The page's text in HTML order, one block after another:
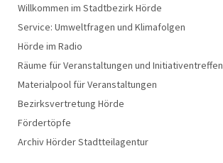
Willkommen im Stadtbezirk Hörde
Service: Umweltfragen und Klimafolgen
Hörde im Radio
Räume für Veranstaltungen und Initiativentreffen
Materialpool für Veranstaltungen
Bezirksvertretung Hörde
Fördertöpfe
Archiv Hörder Stadtteilagentur